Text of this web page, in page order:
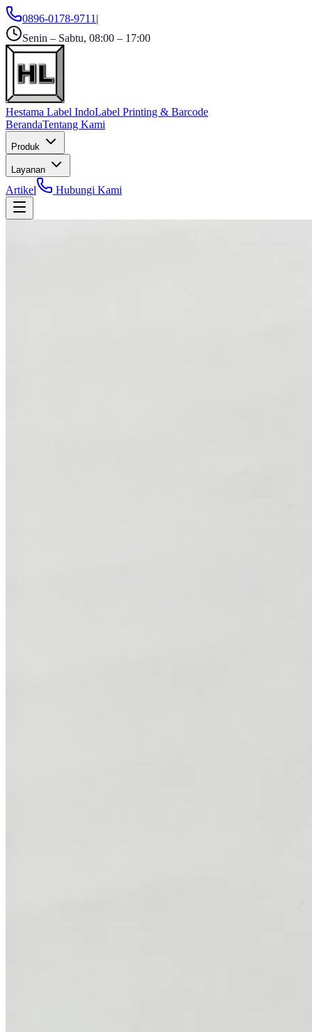
0896-0178-9711 |
Senin – Sabtu, 08:00 – 17:00
Hestama Label IndoLabel Printing & Barcode
BerandaTentang Kami
Produk
Layanan
Artikel Hubungi Kami